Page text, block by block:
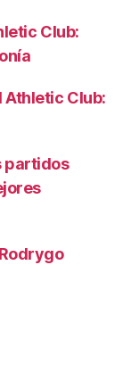
Club:
Athletic Club:
partidos